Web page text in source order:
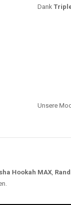
Dank
Unsere
Hookah MAX,